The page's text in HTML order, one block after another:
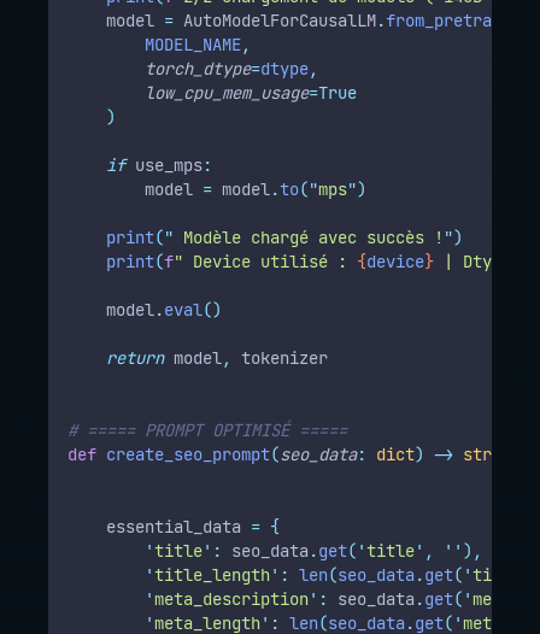
    model
= AutoModelForCausalLM.from_pretrained
        MODEL_NAME
,
torch_dtype=dtype,
low_cpu_mem_usage=True
)
if use_mps:
        model
= model.to("mps")
print(" Modèle chargé avec succès ! ")
print(f" Device utilisé : {device} | Dtype :
    model
.eval()
return model, tokenizer
# ===== PROMPT OPTIMISÉ =====
def create_seo_prompt(seo_data: dict) -> str
    essential_data
= {
'title' : seo_data .get( 'title' , '' ),
'title_length' : len(seo_data.get( 'title
'meta_description' : seo_data .get( '
'meta_length' : len(seo_data.get( '